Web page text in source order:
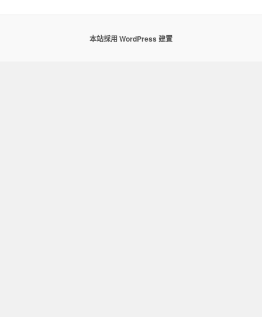
本站採用 WordPress 建置